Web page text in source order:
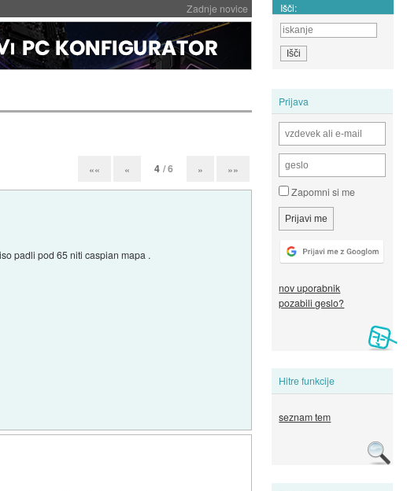
Zadnje novice Išči:
Prijava
Zapomni si me
nov uporabnik
pozabili geslo?
Hitre funkcije
seznam tem
«« « 4 / 6 » »»
padli pod 65 niti caspian mapa .